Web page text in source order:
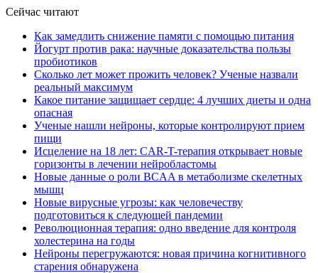
Сейчас читают
Как замедлить снижение памяти с помощью питания
Йогурт против рака: научные доказательства пользы
пробиотиков
Сколько лет может прожить человек? Ученые назвали
реальный максимум
Какое питание защищает сердце: 4 лучших диеты и одна
опасная
Ученые нашли нейроны, которые контролируют прием
пищи
Исцеление на 18 лет: CAR-T-терапия открывает новые
горизонты в лечении нейробластомы
Новые данные о роли BCAA в метаболизме скелетных
мышц
Новые вирусные угрозы: как человечеству
подготовиться к следующей пандемии
Революционная терапия: одно введение для контроля
холестерина на годы
Нейроны перегружаются: новая причина когнитивного
старения обнаружена